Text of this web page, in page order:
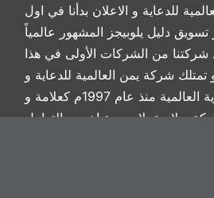
للدعاية و الاعلان بدأنا في اول
دليل يلوبيجز المشهور عالمياً
و تعد شركتنا من الشركات الأولى في هذا
شركة يمن العالمية للدعاية و
الاعلان العلامة التجارية العالمية منذ عام 1997م كعلامة و
و لايحق لاي جهة اخرى بالتعامل